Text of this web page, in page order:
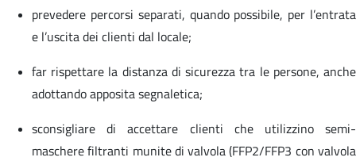
prevedere percorsi separati, quando possibile, per l’entrata
e l’uscita dei clienti dal locale;
far rispettare la distanza di sicurezza tra le persone, anche
adottando apposita segnaletica;
sconsigliare di accettare clienti che utilizzino semi-
maschere filtranti munite di valvola (FFP2/FFP3 con valvola